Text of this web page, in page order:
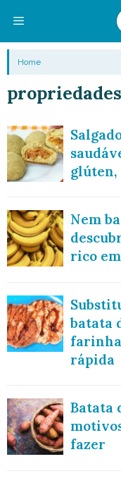
conteúdo
Menu
Home
glúten,
Nem
rico
batata
rápida
Batata
fazer